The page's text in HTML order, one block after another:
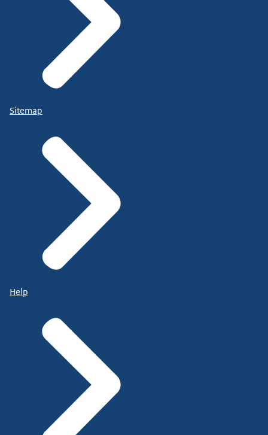
Sitemap
Help